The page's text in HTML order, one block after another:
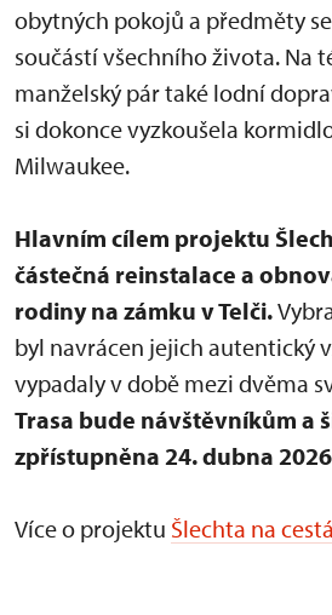
obytných pokojů a předměty
součástí všechního života. Na
manželský pár také lodní
si dokonce vyzkoušela
Milwaukee.
Hlavním cílem projektu
částečná reinstalace a
rodiny na zámku v Telči.
byl navrácen jejich autentický
vypadaly v době mezi dvěma
Trasa bude návštěvníkům a
zpřístupněna 24. dubna
Více o projektu Šlechta na